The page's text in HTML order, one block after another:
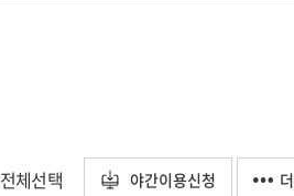
전체선택 야간이용신청